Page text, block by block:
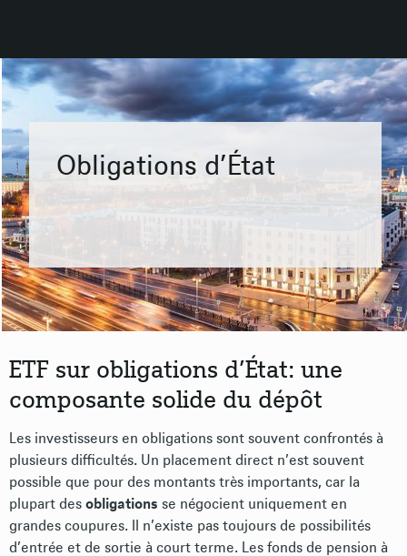
Obligations d’État
ETF sur obligations d’État: une
composante solide du dépôt
Les investisseurs en obligations sont souvent confrontés à
plusieurs difficultés. Un placement direct n’est souvent
possible que pour des montants très importants, car la
plupart des obligations se négocient uniquement en
grandes coupures. Il n’existe pas toujours de possibilités
d’entrée et de sortie à court terme. Les fonds de pension à